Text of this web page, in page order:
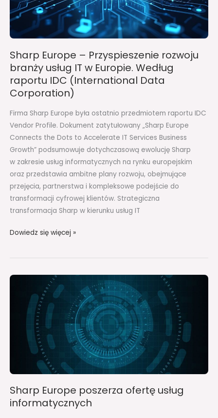
Sharp Europe – Przyspieszenie rozwoju
branży usług IT w Europie. Według
raportu IDC (International Data
Corporation)
Firma Sharp Europe była ostatnio przedmiotem raportu IDC
Vendor Profile. Dokument zatytułowany „Sharp Europe
Connects the Dots to Accelerate IT Services Business
Growth” podsumowuje dotychczasową ewolucję Sharp
w zakresie usług informatycznych na rynku europejskim
oraz przedstawia ambitne plany rozwoju, obejmujące
przejęcia, partnerstwa i kompleksowe podejście do
transformacji cyfrowej klientów. Strategiczna
transformacja Sharp w kierunku usług IT
usług
IT
w
Według
raportu
IDC
(International
Corporation)
Dowiedz się więcej »
Sharp Europe poszerza ofertę usług
informatycznych
Sharp
poszerza
informatycznych